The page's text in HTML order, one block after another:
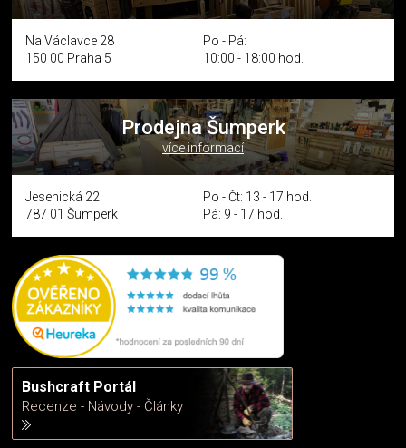
Na Václavce 28
150 00 Praha 5
Po - Pá:
10:00 - 18:00 hod.
Prodejna Šumperk
více informací
Jesenická 22
787 01 Šumperk
Po - Čt: 13 - 17 hod.
Pá: 9 - 17 hod.
Bushcraft Portál
Recenze - Návody - Články